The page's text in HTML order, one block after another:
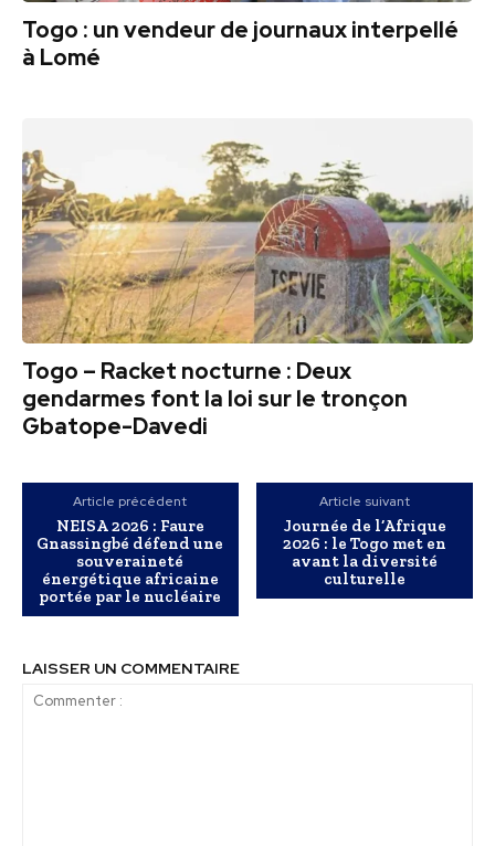
Togo : un vendeur de journaux interpellé
à Lomé
Togo – Racket nocturne : Deux
gendarmes font la loi sur le tronçon
Gbatope-Davedi
Article précédent
NEISA 2026 : Faure
Gnassingbé défend une
souveraineté
énergétique africaine
portée par le nucléaire
Article suivant
Journée de l’Afrique
2026 : le Togo met en
avant la diversité
culturelle
LAISSER UN COMMENTAIRE